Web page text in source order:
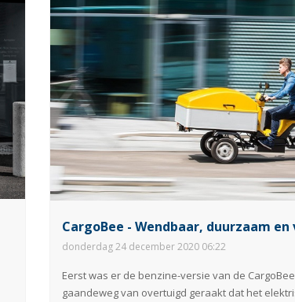
CargoBee - Wendbaar, duurzaam
donderdag 24 december 2020 06:22
Eerst was er de benzine-versie van de
gaandeweg van overtuigd geraakt dat het